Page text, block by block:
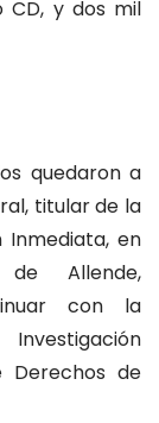
CD, y dos mil
quedaron a
titular de la
Inmediata, en
Allende,
con la
Derechos de